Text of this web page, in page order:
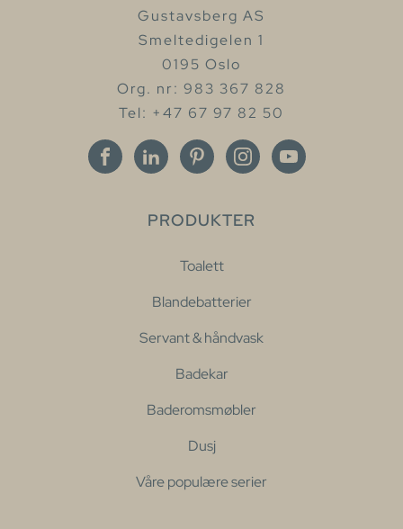
Gustavsberg AS
Smeltedigelen 1
0195 Oslo
Org. nr: 983 367 828
Tel: +47 67 97 82 50
PRODUKTER
Toalett
Blandebatterier
Servant & håndvask
Badekar
Baderomsmøbler
Dusj
Våre populære serier